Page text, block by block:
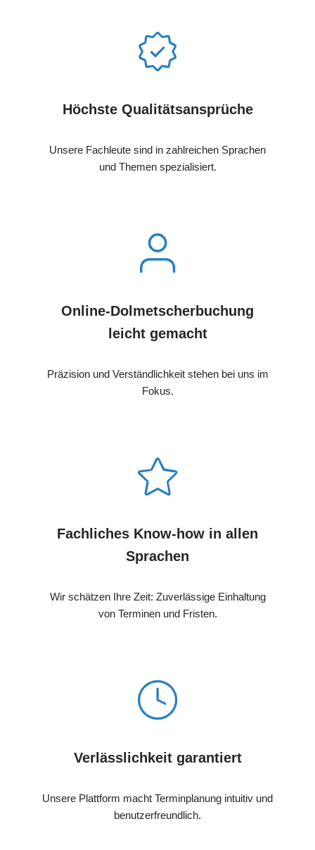
Höchste Qualitätsansprüche
Unsere Fachleute sind in zahlreichen Sprachen
und Themen spezialisiert.
Online-Dolmetscherbuchung
leicht gemacht
Präzision und Verständlichkeit stehen bei uns im
Fokus.
Fachliches Know-how in allen
Sprachen
Wir schätzen Ihre Zeit: Zuverlässige Einhaltung
von Terminen und Fristen.
Verlässlichkeit garantiert
Unsere Plattform macht Terminplanung intuitiv und
benutzerfreundlich.